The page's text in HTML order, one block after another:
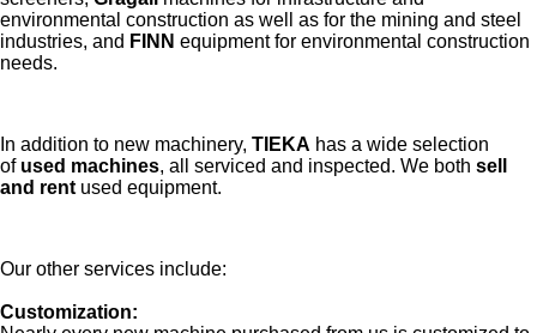
environmental construction as well as for the mining and steel
industries, and FINN equipment for environmental construction
needs.
In addition to new machinery, TIEKA has a wide selection
of used machines, all serviced and inspected. We both sell
and rent used equipment.
Our other services include:
Customization: